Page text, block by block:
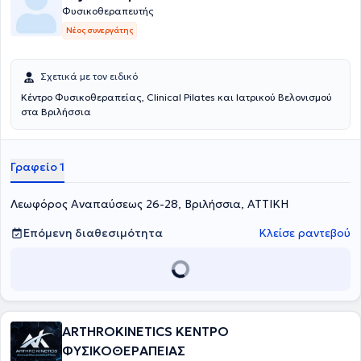
Φυσικοθεραπευτής
Νέος συνεργάτης
Σχετικά με τον ειδικό
Κέντρο Φυσικοθεραπείας, Clinical Pilates και Ιατρικού Βελονισμού
στα Βριλήσσια
Γραφείο 1
Λεωφόρος Αναπαύσεως 26-28, Βριλήσσια, ΑΤΤΙΚΗ
Επόμενη διαθεσιμότητα
Κλείσε ραντεβού
ARTHROKINETICS ΚΕΝΤΡΟ
ΦΥΣΙΚΟΘΕΡΑΠΕΙΑΣ